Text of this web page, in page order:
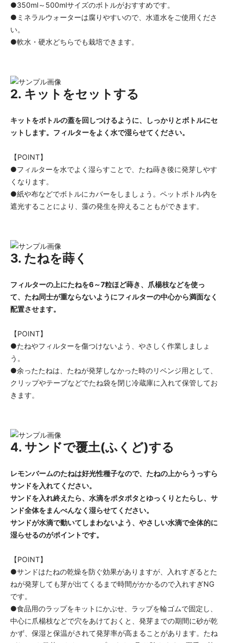
●350ml～500mlサイズのボトルがおすすめです。
●ミネラルウォーターは腐りやすいので、水道水をご使用くださ
い。
●軟水・硬水どちらでも栽培できます。
2. キットをセットする
キットをボトルの蓋を回しつけるように、しっかりとボトルにセ
ットします。フィルターをよく水で湿らせてください。
【POINT】
●フィルターを水でよく湿らすことで、たね蒔き後に発芽しやす
くなります。
●紙や布などでボトルにカバーをしましょう。ペットボトル内を
遮光することにより、藻の発生を抑えることもができます。
3. たねを蒔く
フィルターの上にたねを6～7粒ほど蒔き、爪楊枝などを使っ
て、たね同士が重ならないようにフィルターの中心から満面なく
配置させます。
【POINT】
●たねやフィルターを傷つけないよう、やさしく作業しましょ
う。
●余ったたねは、たねが発芽しなかった時のリベンジ用として、
クリップやテープなどでたね袋を閉じ冷蔵庫に入れて保管してお
きます。
4. サンドで覆土(ふくど)する
レモンバームのたねは好光性種子なので、たねの上からうっすら
サンドを入れてください。
サンドを入れ終えたら、水滴をポタポタとゆっくりとたらし、サ
ンド全体をまんべんなく湿らせてください。
サンドが水滴で動いてしまわないよう、やさしい水滴で全体的に
湿らせるのがポイントです。
【POINT】
●サンドはたねの乾燥を防ぐ効果がありますが、入れすぎるとた
ねが発芽しても芽が出てくるまで時間がかかるので入れすぎNG
です。
●食品用のラップをキットにかぶせ、ラップを輪ゴムで固定し、
中心に爪楊枝などで穴をあけておくと、発芽までの期間に砂が乾
かず、保湿と保温がされて発芽率が高まることがあります。たね